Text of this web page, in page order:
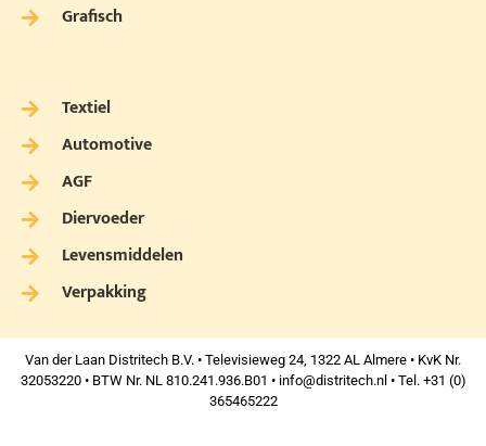
Grafisch
Textiel
Automotive
AGF
Diervoeder
Levensmiddelen
Verpakking
Van der Laan Distritech B.V. • Televisieweg 24, 1322 AL Almere • KvK Nr.
32053220 • BTW Nr. NL 810.241.936.B01 • info@distritech.nl• Tel. +31 (0)
365465222